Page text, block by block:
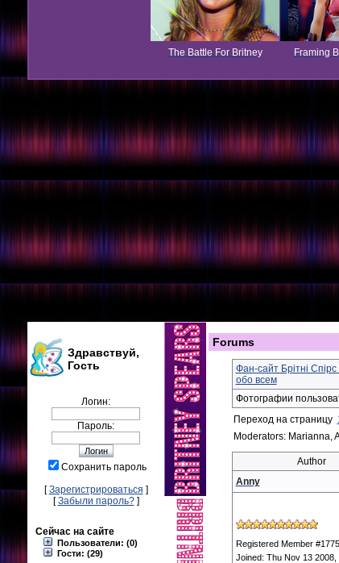
The Battle For Britney Framing
Здравствуй,
Гость
Логин:
Пароль:
Сохранить пароль
[Зарегистрироваться ]
[Забыли пароль?]
Сейчас на сайте
Пользователи: (0)
Гости: (29)
Forums
Фан-сайт Брітні
обо всем
Фотографии
Переход на страницу
Moderators: Marianna,
Author
Anny
Registered Member #1775
Joined: Thu Nov 13 2008,